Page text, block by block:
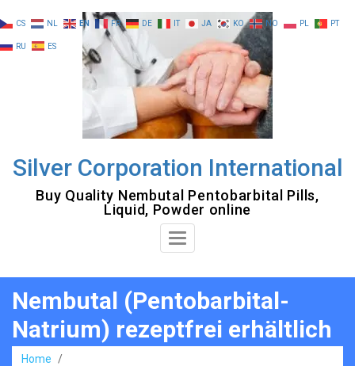
to
content
Silver Corporation International
Buy Quality Nembutal Pentobarbital Pills,
Liquid, Powder online
Toggle
Nembutal (Pentobarbital-
Natrium) rezeptfrei erhältlich
Home
/
CS NL EN FR DE IT JA KO NO PL PT
RU ES